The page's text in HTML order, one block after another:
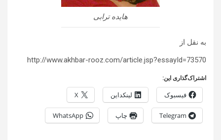
هایده ترابی
به نقل از
http://www.akhbar-rooz.com/article.jsp?essayId=73570
اشتراک‌گذاری این:
فیسبوک لینکداین X
Telegram چاپ WhatsApp